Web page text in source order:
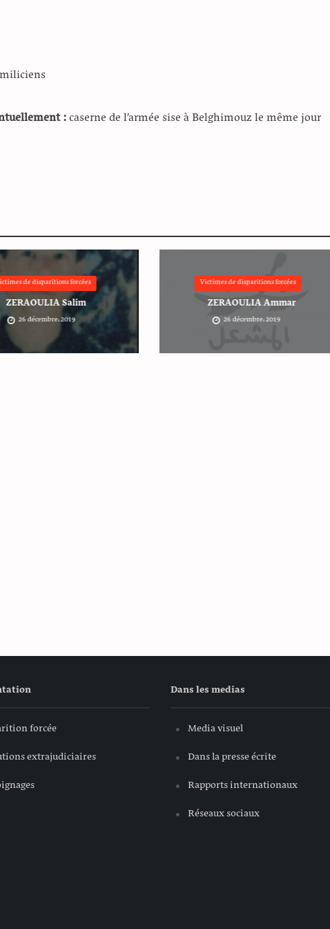
:caserne de l’armée sise à Belghimouz le même jour
de disparitions forcées
ZERAOULIA Salim
26 décembre، 2019
Victimes de disparitions forcées
ZERAOULIA Ammar
26 décembre، 2019
forcée
extrajudiciaires
Dans les medias
Media visuel
Dans la presse écrite
Rapports internationaux
Réseaux sociaux